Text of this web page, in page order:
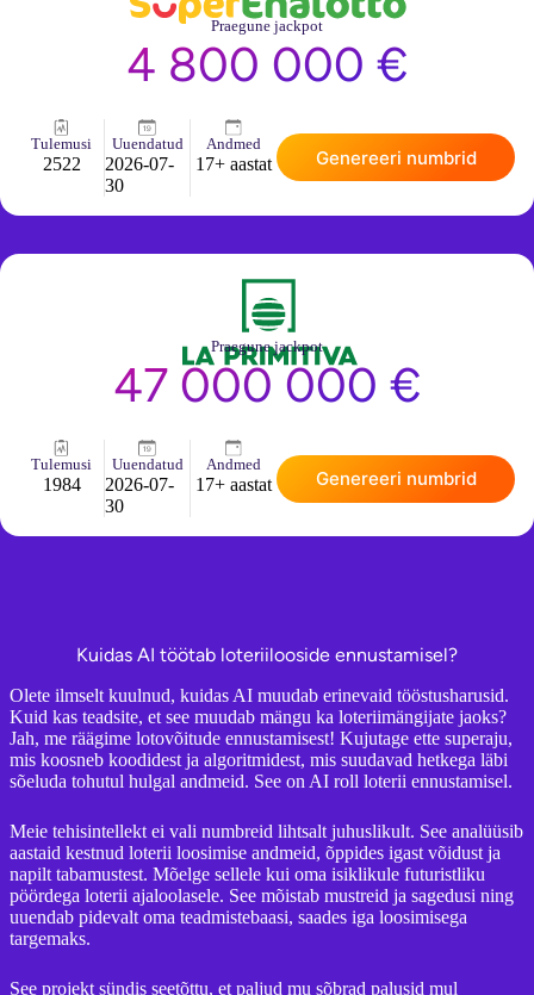
Praegune jackpot
4 800 000 €
Tulemusi
2522
Uuendatud
2026-07-
30
Andmed
17+ aastat Genereeri numbrid
Praegune jackpot
47 000 000 €
Tulemusi
1984
Uuendatud
2026-07-
30
Andmed
17+ aastat Genereeri numbrid
Kuidas AI töötab loteriilooside ennustamisel?
Olete ilmselt kuulnud, kuidas AI muudab erinevaid tööstusharusid.
Kuid kas teadsite, et see muudab mängu ka loteriimängijate jaoks?
Jah, me räägime lotovõitude ennustamisest! Kujutage ette superaju,
mis koosneb koodidest ja algoritmidest, mis suudavad hetkega läbi
sõeluda tohutul hulgal andmeid. See on AI roll loterii ennustamisel.
Meie tehisintellekt ei vali numbreid lihtsalt juhuslikult. See analüüsib
aastaid kestnud loterii loosimise andmeid, õppides igast võidust ja
napilt tabamustest. Mõelge sellele kui oma isiklikule futuristliku
pöördega loterii ajaloolasele. See mõistab mustreid ja sagedusi ning
uuendab pidevalt oma teadmistebaasi, saades iga loosimisega
targemaks.
See projekt sündis seetõttu, et paljud mu sõbrad palusid mul